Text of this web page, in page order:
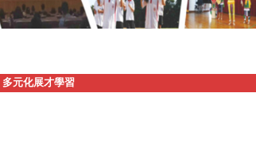
多元化展才學習